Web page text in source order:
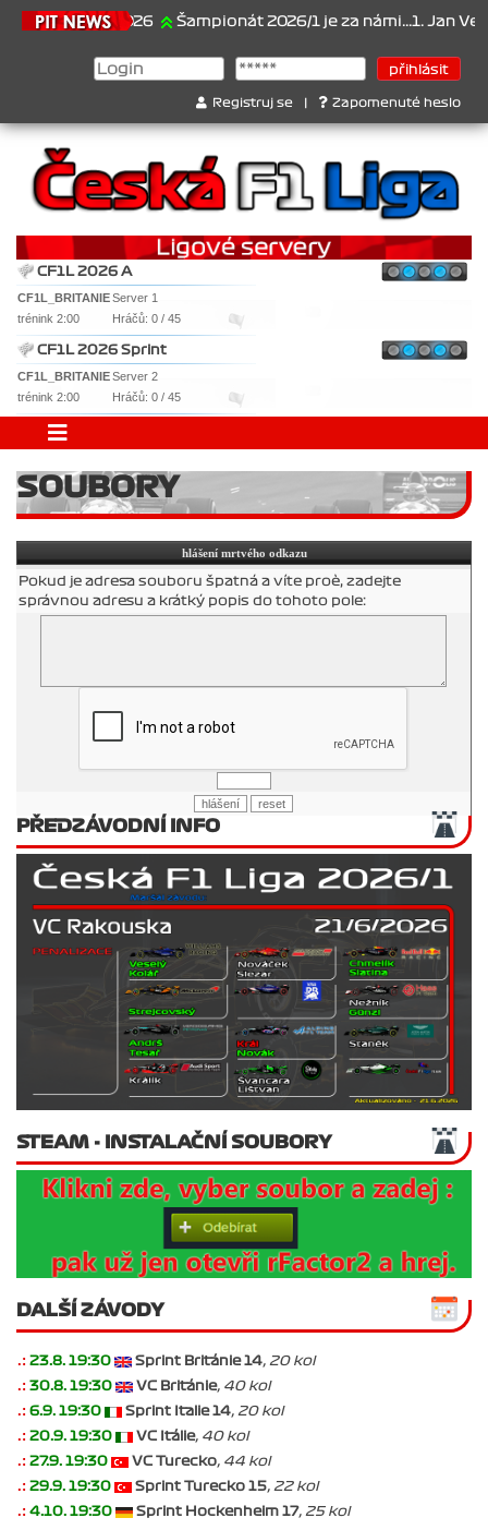
21.6.2026 Šampionát 2026/1 je za námi...1. Jan
Registruj se Zapomenuté heslo
CF1L 2026 A
CF1L_BRITANIEServer 1
trénink 2:00
Hráčů: 0 / 45
CF1L 2026 Sprint
CF1L_BRITANIEServer 2
trénink 2:00
Hráčů: 0 / 45
SOUBORY
hlášení mrtvého odkazu
Pokud je adresa souboru špatná a víte proè, zadejte
správnou adresu a krátký popis do tohoto pole:
PŘEDZÁVODNÍ INFO
STEAM - INSTALAČNÍ SOUBORY
DALŠÍ ZÁVODY
.: 23.8. 19:30 Sprint Británie 14, 20 kol
.: 30.8. 19:30 VC Británie, 40 kol
.: 6.9. 19:30 Sprint Italie 14, 20 kol
.: 20.9. 19:30 VC Itálie, 40 kol
.: 27.9. 19:30 VC Turecko, 44 kol
.: 29.9. 19:30 Sprint Turecko 15, 22 kol
.: 4.10. 19:30 Sprint Hockenheim 17, 25 kol